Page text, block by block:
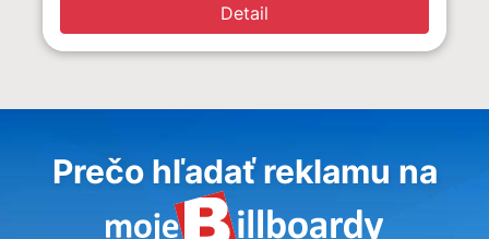
Detail
Prečo hľadať reklamu na